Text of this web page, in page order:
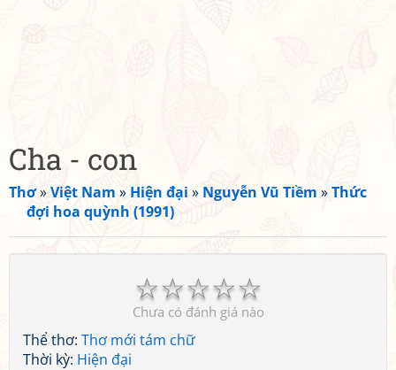
Cha - con
Thơ»Việt Nam » Hiện đại » Nguyễn Vũ Tiềm »Thức
đợi hoa quỳnh (1991)
☆
☆
☆
☆
☆
Chưa có đánh giá nào
Thể thơ: Thơ mới tám chữ
Thời kỳ: Hiện đại